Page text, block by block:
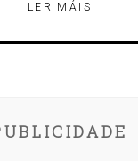
LER MÁIS